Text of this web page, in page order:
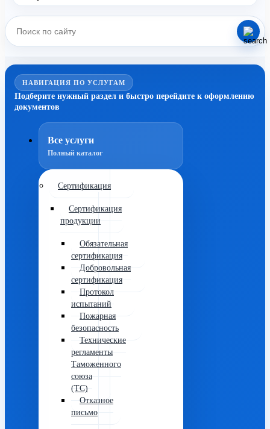
НАВИГАЦИЯ ПО УСЛУГАМ
Подберите нужный раздел и быстро перейдите к оформлению
документов
Все услуги
Полный каталог
Сертификация
Сертификация
продукции
Обязательная
сертификация
Добровольная
сертификация
Протокол
испытаний
Пожарная
безопасность
Технические
регламенты
Таможенного
союза
(ТС)
Отказное
письмо